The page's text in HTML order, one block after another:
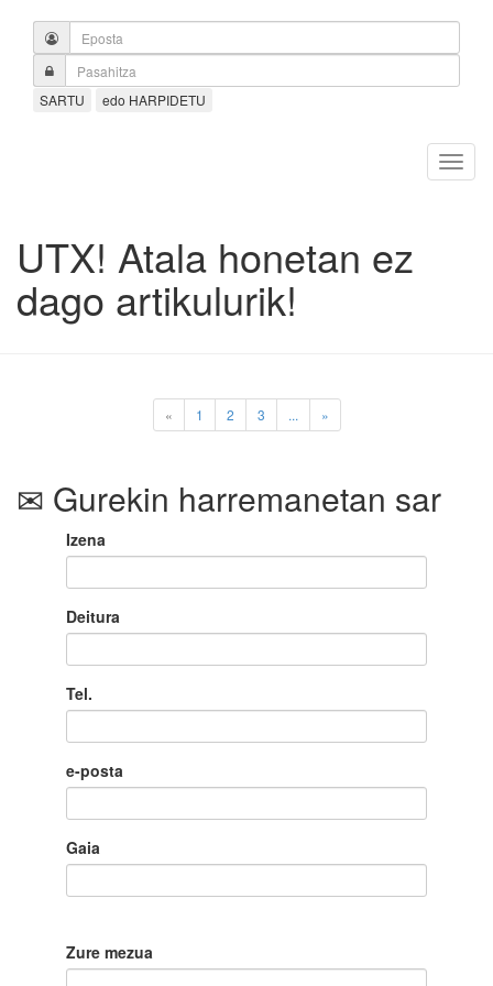
SARTU edo HARPIDETU
UTX! Atala honetan ez
dago artikulurik!
« 1 2 3 ... »
Gurekin harremanetan sar
Izena
Deitura
Tel.
e-posta
Gaia
Zure mezua